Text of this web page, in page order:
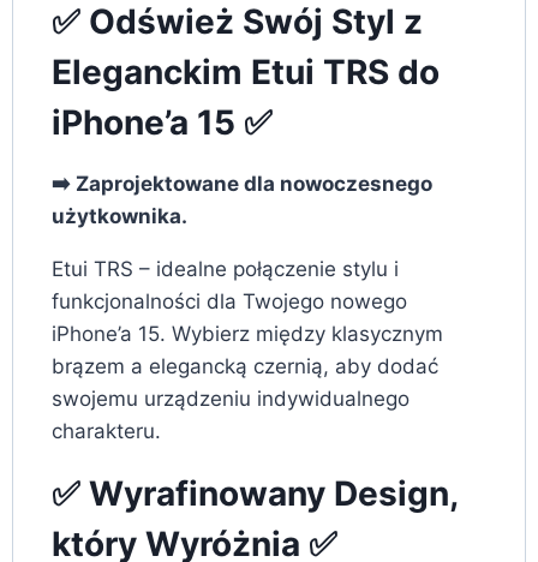
✅ Odśwież Swój Styl z
Eleganckim Etui TRS do
iPhone’a 15 ✅
➡️ Zaprojektowane dla nowoczesnego
użytkownika.
Etui TRS – idealne połączenie stylu i
funkcjonalności dla Twojego nowego
iPhone’a 15. Wybierz między klasycznym
brązem a elegancką czernią, aby dodać
swojemu urządzeniu indywidualnego
charakteru.
✅ Wyrafinowany Design,
który Wyróżnia ✅